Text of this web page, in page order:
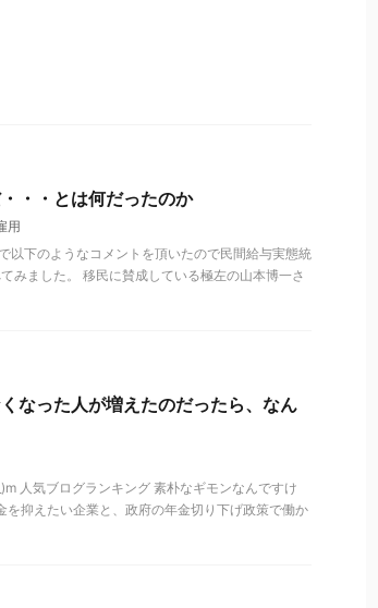
・・とは何だったのか
用
下のようなコメントを頂いたので民間給与実態統
みました。 移民に賛成している極左の山本博一さ
なった人が増えたのだったら、なん
人気ブログランキング 素朴なギモンなんですけ
を抑えたい企業と、政府の年金切り下げ政策で働か